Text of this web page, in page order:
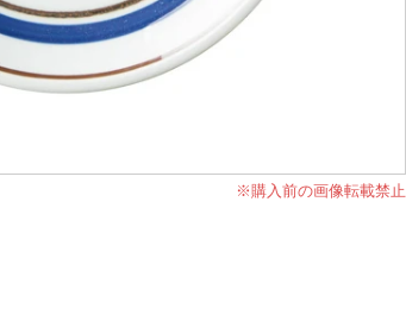
※購入前の画像転載禁止